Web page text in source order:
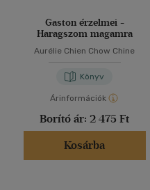
Gaston érzelmei -
Haragszom magamra
Aurélie Chien Chow Chine
Könyv
Árinformációk
Borító ár: 2 475 Ft
Kosárba